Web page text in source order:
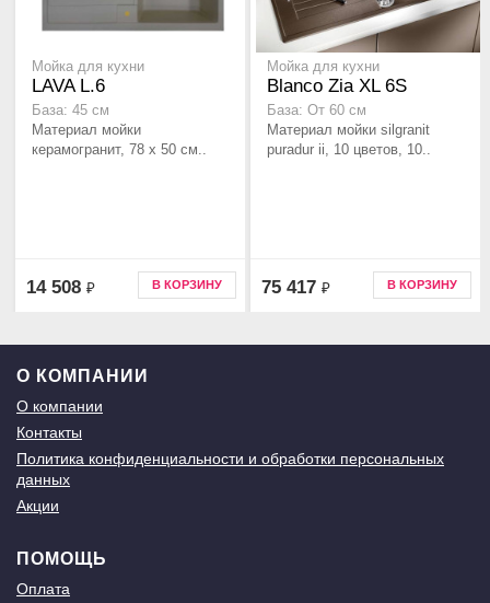
Мойка для кухни
LAVA L.6
База: 45 см
Материал мойки
керамогранит, 78 x 50 см..
14 508 ₽ В КОРЗИНУ
Мойка для кухни
Blanco Zia XL 6S
База: От 60 см
Материал мойки silgranit
puradur ii, 10 цветов, 10..
75 417 ₽ В КОРЗИНУ
О КОМПАНИИ
О компании
Контакты
Политика конфиденциальности и обработки персональных
данных
Акции
ПОМОЩЬ
Оплата